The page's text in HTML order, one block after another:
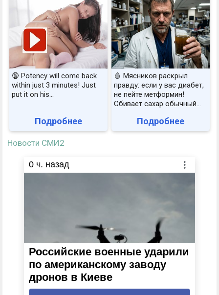
🔞 Potency will come back
within just 3 minutes! Just
put it on his…
Подробнее
🩸 Мясников раскрыл
правду: если у вас диабет,
не пейте метформин!
Сбивает сахар обычный...
Подробнее
Новости СМИ2
0 ч. назад
Российские военные ударили
по американскому заводу
дронов в Киеве